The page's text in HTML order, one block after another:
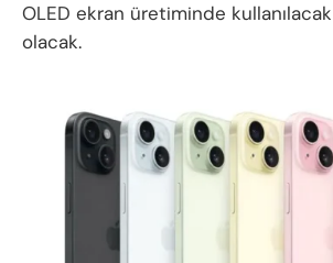
OLED ekran üretiminde
olacak.